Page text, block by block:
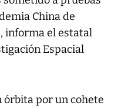
China de
informa el estatal
Espacial
órbita por un cohete